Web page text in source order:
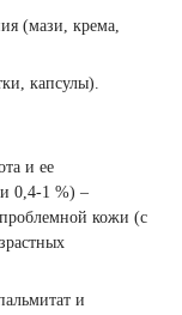
(мази, крема,
капсулы).
и ее
0,4-1 %) –
проблемной кожи (с
и